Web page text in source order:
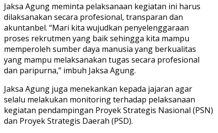
Jaksa Agung meminta pelaksanaan kegiatan ini harus
dilaksanakan secara profesional, transparan dan
akuntanbel. “Mari kita wujudkan penyelenggaraan
proses rekrutmen yang baik sehingga kita mampu
memperoleh sumber daya manusia yang berkualitas
yang mampu melaksanakan tugas secara profesional
dan paripurna,” imbuh Jaksa Agung.
Jaksa Agung juga menekankan kepada jajaran agar
selalu melakukan monitoring terhadap pelaksanaan
kegiatan pendampingan Proyek Strategis Nasional (PSN)
dan Proyek Strategis Daerah (PSD).